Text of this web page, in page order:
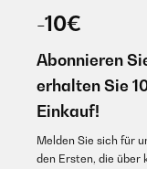
-10€
Abonnieren
erhalten Sie
Einkauf!
Melden Sie sich für
den Ersten, die über